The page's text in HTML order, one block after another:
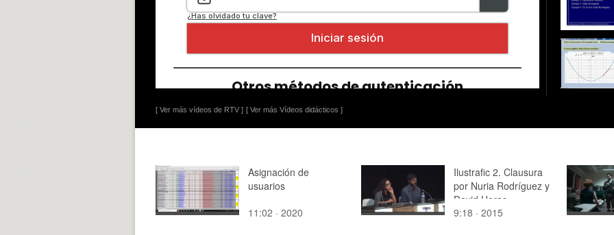
[ Ver más vídeos de RTV ] [ Ver más Vídeos didácticos ]
Asignación de
usuarios
11:02 · 2020
Ilustrafic 2. Clausura
por Nuria Rodríguez y
David Heras,
Directores del
9:18 · 2015